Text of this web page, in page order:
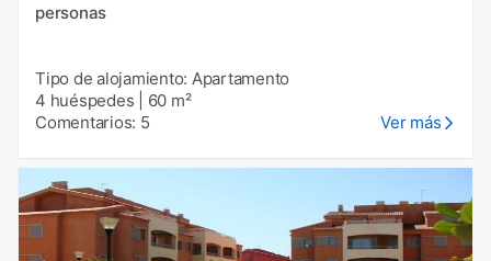
personas
Tipo de alojamiento: Apartamento
4 huéspedes
60 m²
Comentarios: 5
Ver más